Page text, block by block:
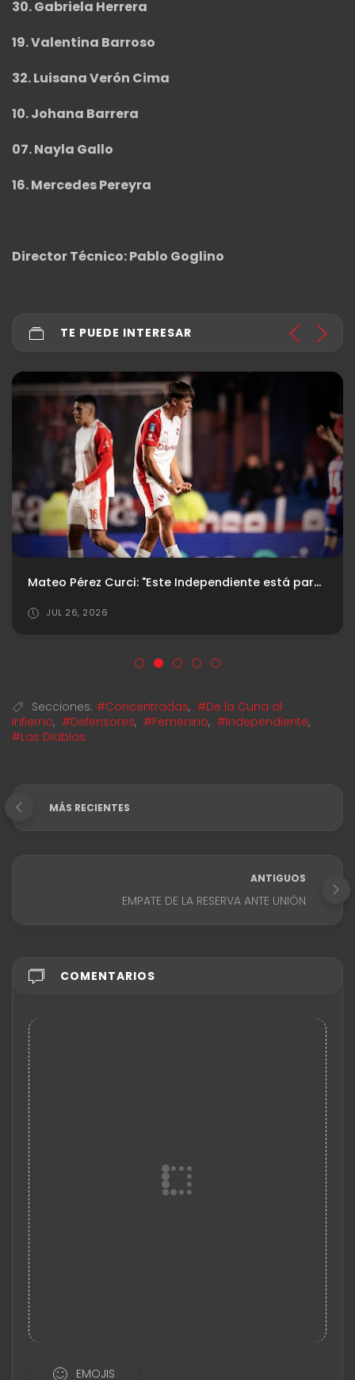
30. Gabriela Herrera
19. Valentina Barroso
32. Luisana Verón Cima
10. Johana Barrera
07. Nayla Gallo
16. Mercedes Pereyra
Director Técnico: Pablo Goglino
TE PUEDE INTERESAR
Mateo Pérez Curci: "Este Independiente está para pelear cosas importantes"
JUL 26, 2026
Secciones: #Concentradas, #De la Cuna al
Infierno, #Defensores, #Femenino, #Independiente,
#Las Diablas
MÁS RECIENTES
ANTIGUOS
EMPATE DE LA RESERVA ANTE UNIÓN
COMENTARIOS
EMOJIS